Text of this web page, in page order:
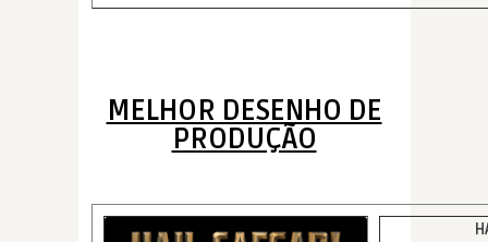
MELHOR DESENHO DE
PRODUÇÃO